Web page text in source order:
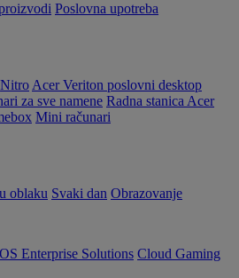
Poslovna upotreba
Nitro Acer Veriton poslovni desktop
za sve namene Radna stanica Acer
Mini računari
oblaku Svaki dan Obrazovanje
Enterprise Solutions Cloud Gaming